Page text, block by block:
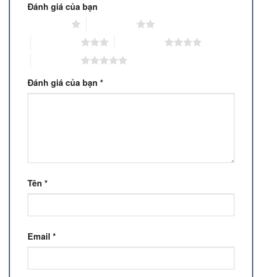
Đánh giá của bạn
Đánh giá của bạn *
Tên *
Email *